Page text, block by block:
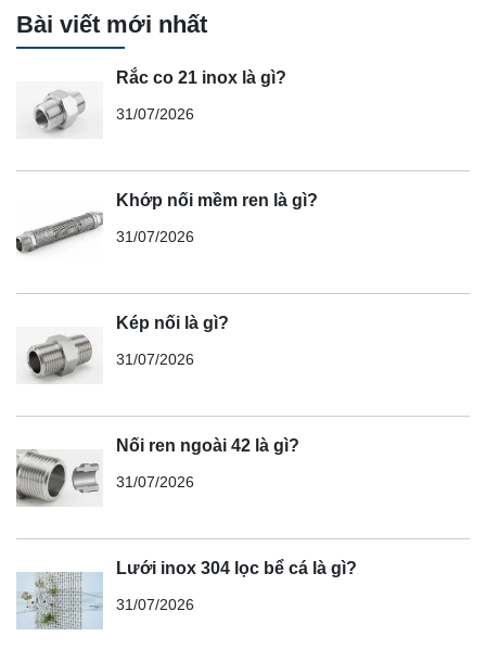
Bài viết mới nhất
Rắc co 21 inox là gì?
31/07/2026
Khớp nối mềm ren là gì?
31/07/2026
Kép nối là gì?
31/07/2026
Nối ren ngoài 42 là gì?
31/07/2026
Lưới inox 304 lọc bể cá là gì?
31/07/2026